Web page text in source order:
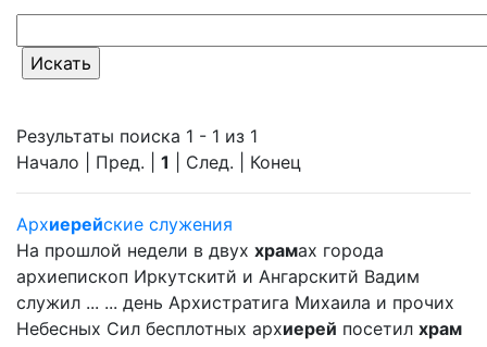
Результаты поиска 1 - 1 из 1
Начало | Пред. | 1 | След. | Конец
Архиерейские служения
На прошлой недели в двух храмах города
архиепископ Иркутскитй и Ангарскитй Вадим
служил ... ... день Архистратига Михаила и прочих
Небесных Сил бесплотных архиерей посетил храм